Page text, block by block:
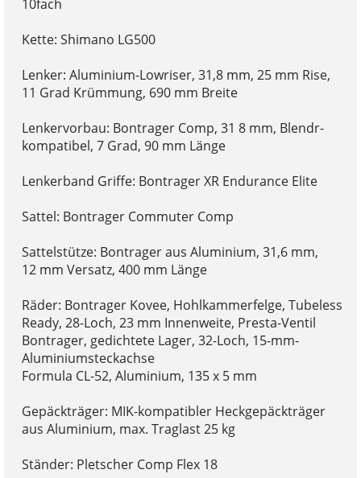
10fach
Kette: Shimano LG500
Lenker: Aluminium-Lowriser, 31,8 mm, 25 mm Rise,
11 Grad Krümmung, 690 mm Breite
Lenkervorbau: Bontrager Comp, 31 8 mm, Blendr-
kompatibel, 7 Grad, 90 mm Länge
Lenkerband Griffe: Bontrager XR Endurance Elite
Sattel: Bontrager Commuter Comp
Sattelstütze: Bontrager aus Aluminium, 31,6 mm,
12 mm Versatz, 400 mm Länge
Räder: Bontrager Kovee, Hohlkammerfelge, Tubeless
Ready, 28-Loch, 23 mm Innenweite, Presta-Ventil
Bontrager, gedichtete Lager, 32-Loch, 15-mm-
Aluminiumsteckachse
Formula CL-52, Aluminium, 135 x 5 mm
Gepäckträger: MIK-kompatibler Heckgepäckträger
aus Aluminium, max. Traglast 25 kg
Ständer: Pletscher Comp Flex 18